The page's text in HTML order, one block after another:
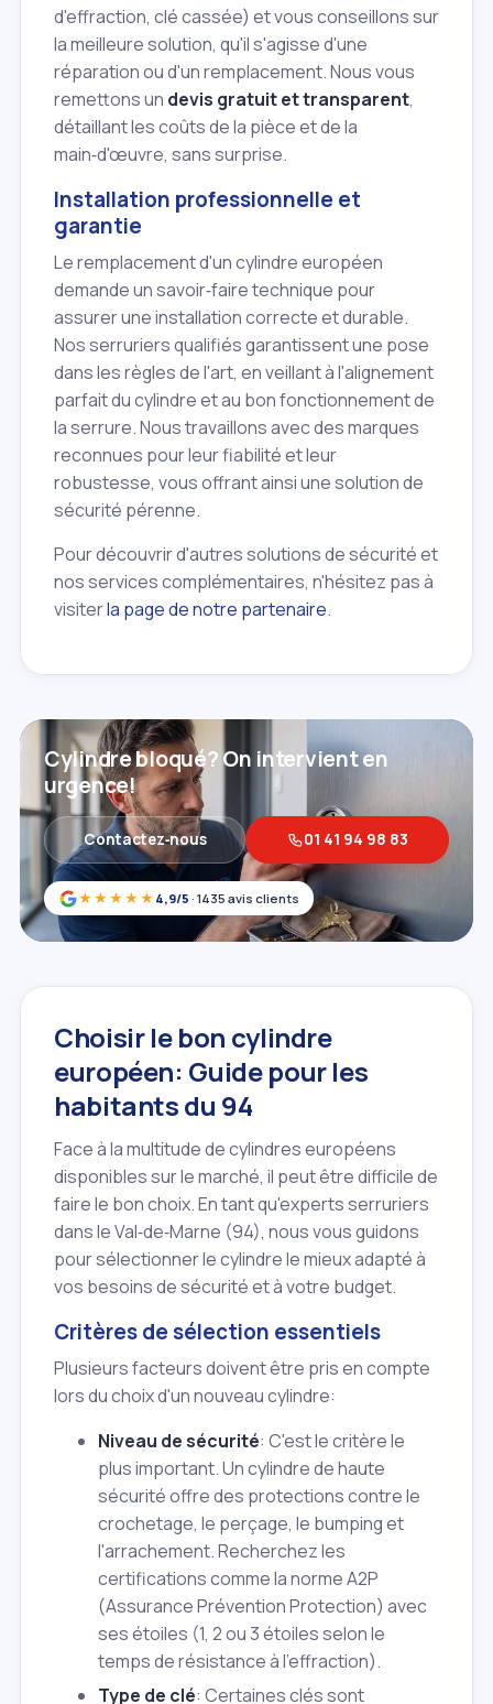
d'effraction, clé cassée) et vous conseillons sur
la meilleure solution, qu'il s'agisse d'une
réparation ou d'un remplacement. Nous vous
remettons un devis gratuit et transparent,
détaillant les coûts de la pièce et de la
main‑d'œuvre, sans surprise.
Installation professionnelle et
garantie
Le remplacement d'un cylindre européen
demande un savoir‑faire technique pour
assurer une installation correcte et durable.
Nos serruriers qualifiés garantissent une pose
dans les règles de l'art, en veillant à l'alignement
parfait du cylindre et au bon fonctionnement de
la serrure. Nous travaillons avec des marques
reconnues pour leur fiabilité et leur
robustesse, vous offrant ainsi une solution de
sécurité pérenne.
Pour découvrir d'autres solutions de sécurité et
nos services complémentaires, n'hésitez pas à
visiterla page de notre partenaire.
★★★★★ 4,9/5 · 1435 avis clients
Cylindre bloqué? On intervient en
urgence!
Contactez‑nous 01 41 94 98 83
Choisir le bon cylindre
européen: Guide pour les
habitants du 94
Face à la multitude de cylindres européens
disponibles sur le marché, il peut être difficile de
faire le bon choix. En tant qu'experts serruriers
dans le Val‑de‑Marne (94), nous vous guidons
pour sélectionner le cylindre le mieux adapté à
vos besoins de sécurité et à votre budget.
Critères de sélection essentiels
Plusieurs facteurs doivent être pris en compte
lors du choix d'un nouveau cylindre:
Niveau de sécurité: C'est le critère le
plus important. Un cylindre de haute
sécurité offre des protections contre le
crochetage, le perçage, le bumping et
l'arrachement. Recherchez les
certifications comme la norme A2P
(Assurance Prévention Protection) avec
ses étoiles (1, 2 ou 3 étoiles selon le
temps de résistance à l'effraction).
Type de clé: Certaines clés sont